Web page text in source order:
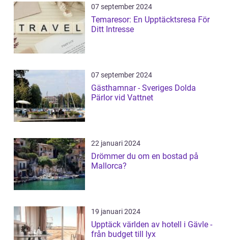
07 september 2024
Temaresor: En Upptäcktsresa För
Ditt Intresse
07 september 2024
Gästhamnar - Sveriges Dolda
Pärlor vid Vattnet
22 januari 2024
Drömmer du om en bostad på
Mallorca?
19 januari 2024
Upptäck världen av hotell i Gävle -
från budget till lyx